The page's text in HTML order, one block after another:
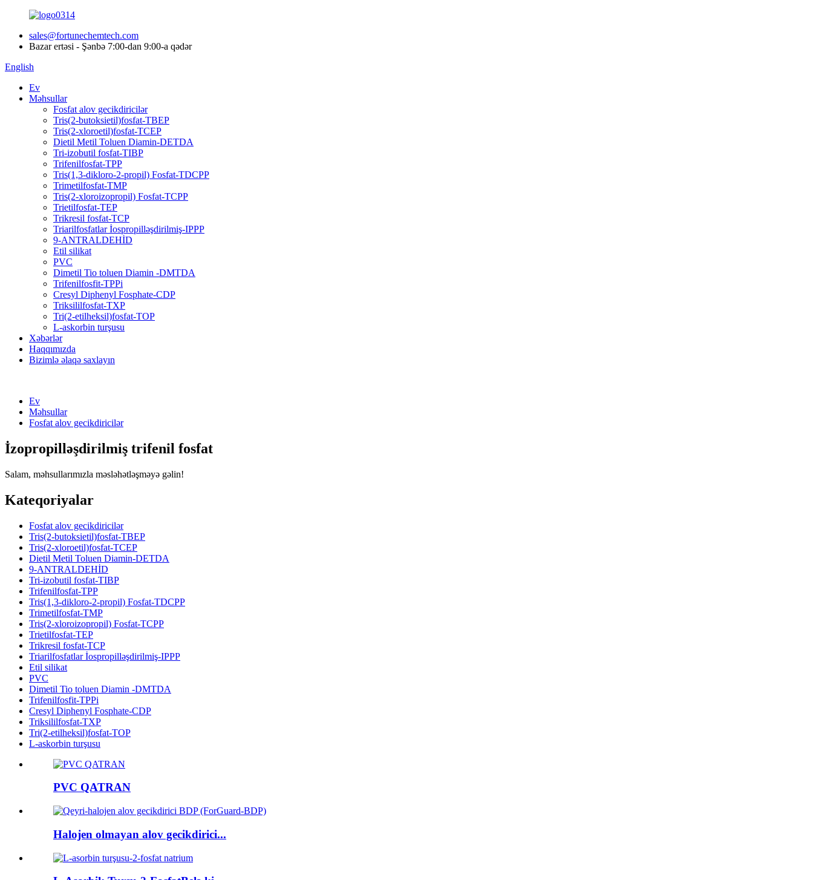
sales@fortunechemtech.com
Bazar ertəsi - Şənbə 7:00-dan 9:00-a qədər
English
Ev
Məhsullar
Fosfat alov gecikdiricilər
Tris(2-butoksietil)fosfat-TBEP
Tris(2-xloroetil)fosfat-TCEP
Dietil Metil Toluen Diamin-DETDA
Tri-izobutil fosfat-TIBP
Trifenilfosfat-TPP
Tris(1,3-dikloro-2-propil) Fosfat-TDCPP
Trimetilfosfat-TMP
Tris(2-xloroizopropil) Fosfat-TCPP
Trietilfosfat-TEP
Trikresil fosfat-TCP
Triarilfosfatlar İospropilləşdirilmiş-IPPP
9-ANTRALDEHİD
Etil silikat
PVC
Dimetil Tio toluen Diamin -DMTDA
Trifenilfosfit-TPPi
Cresyl Diphenyl Fosphate-CDP
Triksililfosfat-TXP
Tri(2-etilheksil)fosfat-TOP
L-askorbin turşusu
Xəbərlər
Haqqımızda
Bizimlə əlaqə saxlayın
Ev
Məhsullar
Fosfat alov gecikdiricilər
İzopropilləşdirilmiş trifenil fosfat
Salam, məhsullarımızla məsləhətləşməyə gəlin!
Kateqoriyalar
Fosfat alov gecikdiricilər
Tris(2-butoksietil)fosfat-TBEP
Tris(2-xloroetil)fosfat-TCEP
Dietil Metil Toluen Diamin-DETDA
9-ANTRALDEHİD
Tri-izobutil fosfat-TIBP
Trifenilfosfat-TPP
Tris(1,3-dikloro-2-propil) Fosfat-TDCPP
Trimetilfosfat-TMP
Tris(2-xloroizopropil) Fosfat-TCPP
Trietilfosfat-TEP
Trikresil fosfat-TCP
Triarilfosfatlar İospropilləşdirilmiş-IPPP
Etil silikat
PVC
Dimetil Tio toluen Diamin -DMTDA
Trifenilfosfit-TPPi
Cresyl Diphenyl Fosphate-CDP
Triksililfosfat-TXP
Tri(2-etilheksil)fosfat-TOP
L-askorbin turşusu
PVC QATRAN
Halojen olmayan alov gecikdirici...